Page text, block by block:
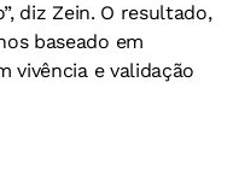
diz Zein. O resultado,
baseado em
vivência e validação